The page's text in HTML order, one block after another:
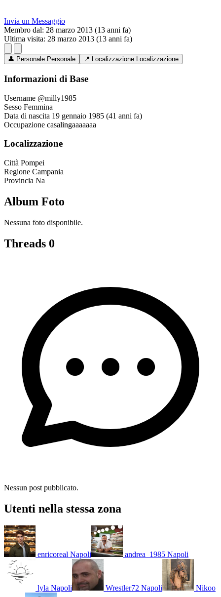
Invia un Messaggio
Membro dal: 28 marzo 2013 (13 anni fa)
Ultima visita: 28 marzo 2013 (13 anni fa)
👤 Personale Personale 📍 Localizzazione Localizzazione
Informazioni di Base
Username @milly1985
Sesso Femmina
Data di nascita 19 gennaio 1985 (41 anni fa)
Occupazione casalingaaaaaaa
Localizzazione
Città Pompei
Regione Campania
Provincia Na
Album Foto
Nessuna foto disponibile.
Threads 0
Nessun post pubblicato.
Utenti nella stessa zona
enricoreal Napoli andrea_1985 Napoli
lyla Napoli Wrestler72 Napoli Nikoo